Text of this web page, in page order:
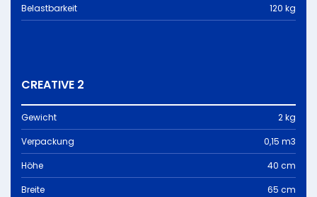
Belastbarkeit
120 kg
CREATIVE 2
Gewicht
2 kg
Verpackung
0,15 m3
Höhe
40 cm
Breite
65 cm